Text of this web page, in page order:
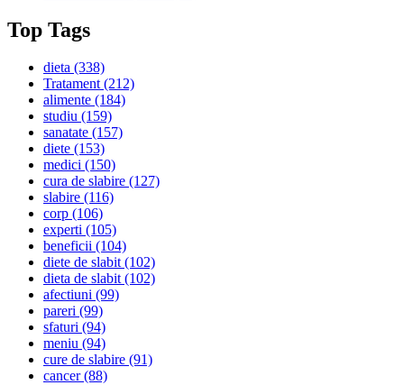
Top Tags
dieta (338)
Tratament(212)
alimente (184)
studiu (159)
sanatate (157)
diete (153)
medici (150)
cura de slabire (127)
slabire (116)
corp (106)
experti (105)
beneficii (104)
diete de slabit(102)
dieta de slabit(102)
afectiuni (99)
pareri (99)
sfaturi (94)
meniu (94)
cure de slabire (91)
cancer(88)